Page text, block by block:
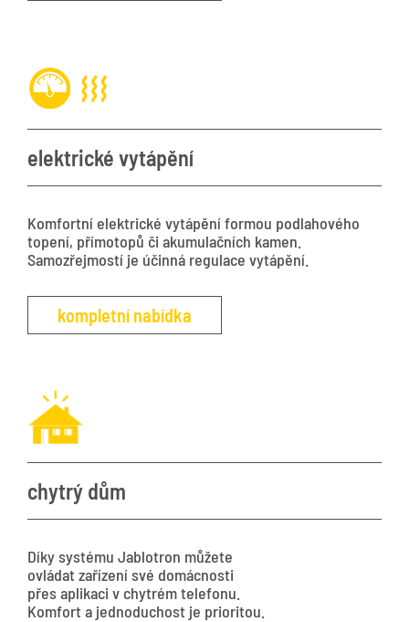
elektrické vytápění
Komfortní elektrické vytápění formou podlahového
topení, přímotopů či akumulačních kamen.
Samozřejmostí je účinná regulace vytápění.
kompletní nabídka
chytrý dům
Díky systému Jablotron můžete
ovládat zařízení své domácnosti
přes aplikaci v chytrém telefonu.
Komfort a jednoduchost je prioritou.